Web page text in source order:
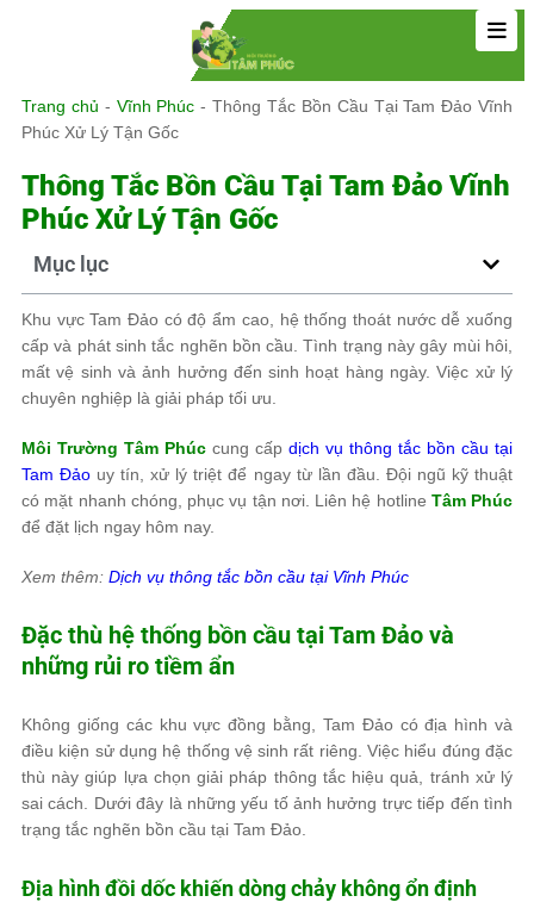
Trang chủ - Vĩnh Phúc -Thông Tắc Bồn Cầu Tại Tam Đảo Vĩnh
Phúc Xử Lý Tận Gốc
Thông Tắc Bồn Cầu Tại Tam Đảo Vĩnh
Phúc Xử Lý Tận Gốc
Mục lục
Khu vực Tam Đảo có độ ẩm cao, hệ thống thoát nước dễ xuống
cấp và phát sinh tắc nghẽn bồn cầu. Tình trạng này gây mùi hôi,
mất vệ sinh và ảnh hưởng đến sinh hoạt hàng ngày. Việc xử lý
chuyên nghiệp là giải pháp tối ưu.
Môi Trường Tâm Phúc cung cấp dịch vụ thông tắc bồn cầu tại
Tam Đảo uy tín, xử lý triệt để ngay từ lần đầu. Đội ngũ kỹ thuật
có mặt nhanh chóng, phục vụ tận nơi. Liên hệ hotline Tâm Phúc
để đặt lịch ngay hôm nay.
Xem thêm: Dịch vụ thông tắc bồn cầu tại Vĩnh Phúc
Đặc thù hệ thống bồn cầu tại Tam Đảo và
những rủi ro tiềm ẩn
Không giống các khu vực đồng bằng, Tam Đảo có địa hình và
điều kiện sử dụng hệ thống vệ sinh rất riêng. Việc hiểu đúng đặc
thù này giúp lựa chọn giải pháp thông tắc hiệu quả, tránh xử lý
sai cách. Dưới đây là những yếu tố ảnh hưởng trực tiếp đến tình
trạng tắc nghẽn bồn cầu tại Tam Đảo.
Địa hình đồi dốc khiến dòng chảy không ổn định